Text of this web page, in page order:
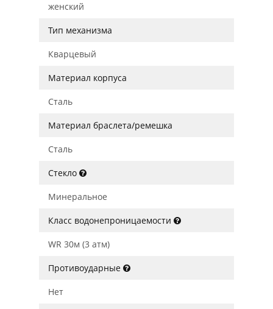
женский
Тип механизма
Кварцевый
Материал корпуса
Сталь
Материал браслета/ремешка
Сталь
Стекло
Минеральное
Класс водонепроницаемости
WR 30м (3 атм)
Противоударные
Нет